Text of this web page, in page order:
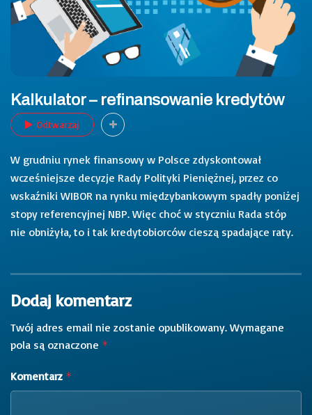
Kalkulator – refinansowanie kredytów
Odtwarzaj
W grudniu rynek finansowy w Polsce zdyskontował
wcześniejsze decyzje Rady Polityki Pieniężnej, przez co
wskaźniki WIBOR na rynku międzybankowym spadły poniżej
stopy referencyjnej NBP. Więc choć w styczniu Rada stóp
nie obniżyła, to i tak kredytobiorców cieszą spadające raty.
Dodaj komentarz
Twój adres email nie zostanie opublikowany. Wymagane
pola są oznaczone *
Komentarz *